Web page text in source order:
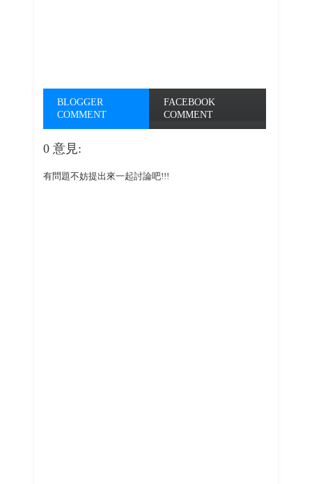
BLOGGER
COMMENT
FACEBOOK
COMMENT
0 意見:
有問題不妨提出來一起討論吧!!!